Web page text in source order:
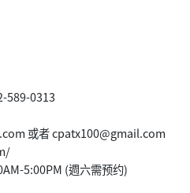
589-0313
或者 cpatx100@gmail.com